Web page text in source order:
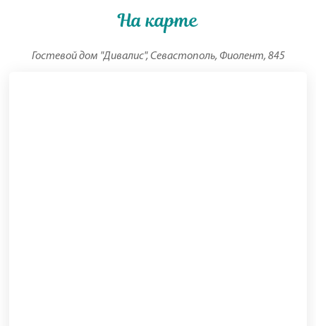
На карте
Гостевой дом "Дивалис", Севастополь, Фиолент, 845